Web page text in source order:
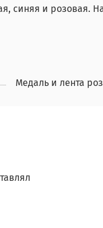
синяя и розовая.
Медаль и лента